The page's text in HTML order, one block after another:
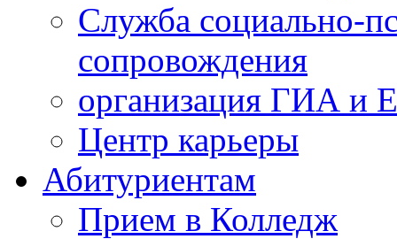
Служба социально-
сопровождения
организация ГИА и
Центр карьеры
Абитуриентам
Прием в Колледж